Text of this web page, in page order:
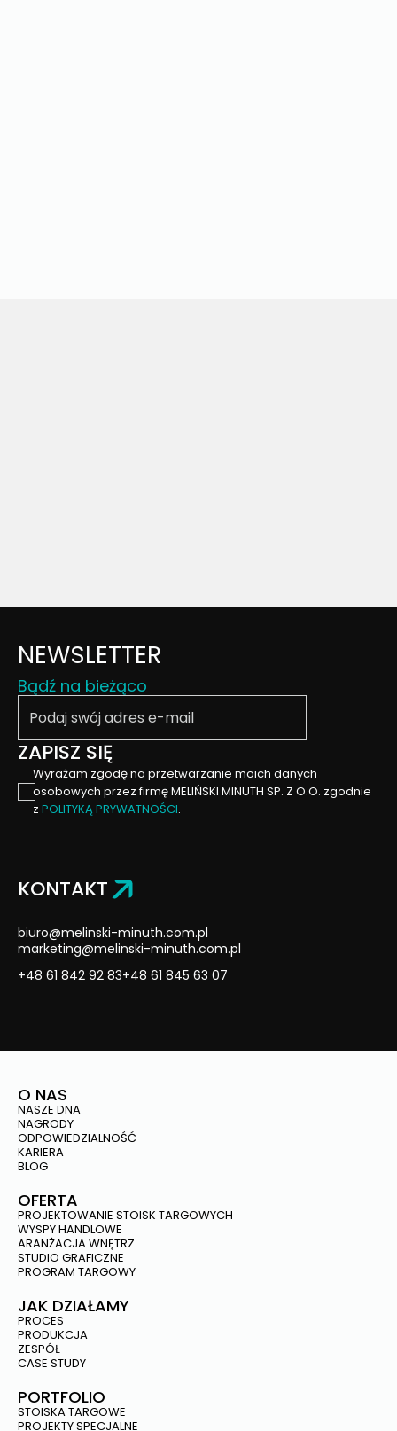
NEWSLETTER
Bądź na bieżąco
ZAPISZ SIĘ
Wyrażam zgodę na przetwarzanie moich danych
osobowych przez firmę MELIŃSKI MINUTH SP. Z O.O. zgodnie
z POLITYKĄ PRYWATNOŚCI.
KONTAKT
biuro@melinski-minuth.com.pl
marketing@melinski-minuth.com.pl
+48 61 842 92 83+48 61 845 63 07
O NAS
NASZE DNA
NAGRODY
ODPOWIEDZIALNOŚĆ
KARIERA
BLOG
OFERTA
PROJEKTOWANIE STOISK TARGOWYCH
WYSPY HANDLOWE
ARANŻACJA WNĘTRZ
STUDIO GRAFICZNE
PROGRAM TARGOWY
JAK DZIAŁAMY
PROCES
PRODUKCJA
ZESPÓŁ
CASE STUDY
PORTFOLIO
STOISKA TARGOWE
PROJEKTY SPECJALNE